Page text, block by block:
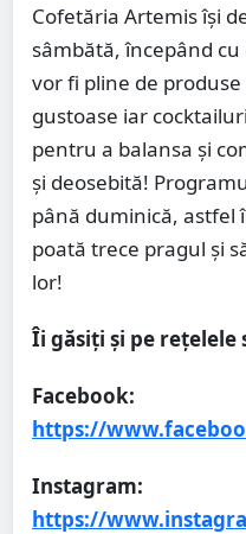
Cofetăria Artemis își
sâmbătă, începând
vor fi pline de
gustoase iar
pentru a balansa și
și deosebită!
până duminică, astfel
poată trece pragul și
lor!
Îi găsiți și pe rețelele
Facebook:
https://
Instagram:
https://